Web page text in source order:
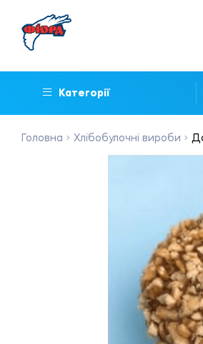
Категорії
Головна Хлібобулочні вироби